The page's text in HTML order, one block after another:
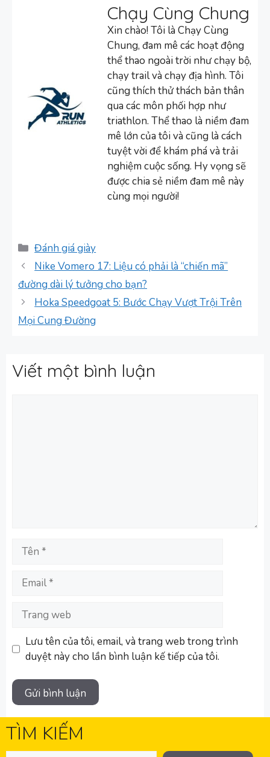
Chạy Cùng Chung
Xin chào! Tôi là Chạy Cùng
Chung, đam mê các hoạt động
thể thao ngoài trời như chạy bộ,
chạy trail và chạy địa hình. Tôi
cũng thích thử thách bản thân
qua các môn phối hợp như
triathlon. Thể thao là niềm đam
mê lớn của tôi và cũng là cách
tuyệt vời để khám phá và trải
nghiệm cuộc sống. Hy vọng sẽ
được chia sẻ niềm đam mê này
cùng mọi người!
Danh
mục
Đánh giá giày
Nike Vomero 17: Liệu có phải là “chiến mã”
đường dài lý tưởng cho bạn?
Hoka Speedgoat 5: Bước Chạy Vượt Trội Trên
Mọi Cung Đường
Viết một bình luận
Tên
Email
Trang
Lưu tên của tôi, email, và trang web trong trình
duyệt này cho lần bình luận kế tiếp của tôi.
TÌM KIẾM